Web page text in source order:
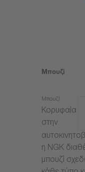
Μπουζί
Μπουζί
Κορυφαία
στην
η NGK
μπουζί